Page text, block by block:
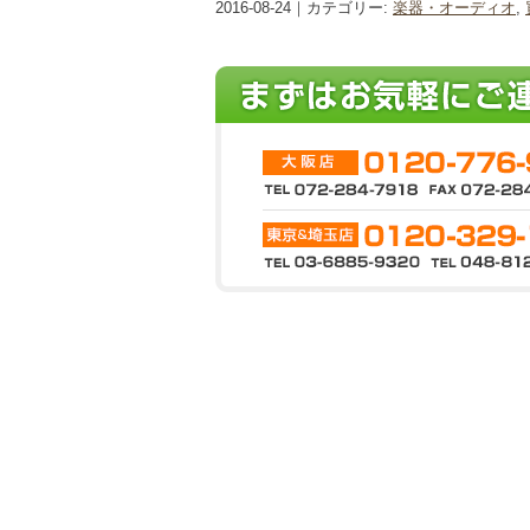
2016-08-24｜カテゴリー: 楽器・オーディオ,